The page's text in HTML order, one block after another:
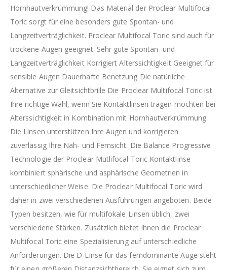
Hornhautverkrümmung! Das Material der Proclear Multifocal
Toric sorgt für eine besonders gute Spontan- und
Langzeitverträglichkeit. Proclear Multifocal Toric sind auch für
trockene Augen geeignet. Sehr gute Spontan- und
Langzeitverträglichkeit Korrigiert Alterssichtigkeit Geeignet für
sensible Augen Dauerhafte Benetzung Die natürliche
Alternative zur Gleitsichtbrille Die Proclear Multifocal Toric ist
Ihre richtige Wahl, wenn Sie Kontaktlinsen tragen möchten bei
Alterssichtigkeit in Kombination mit Hornhautverkrümmung.
Die Linsen unterstützen Ihre Augen und korrigieren
zuverlässig Ihre Nah- und Fernsicht. Die Balance Progressive
Technologie der Proclear Mutlifocal Toric Kontaktlinse
kombiniert sphärische und asphärische Geometrien in
unterschiedlicher Weise. Die Proclear Multifocal Toric wird
daher in zwei verschiedenen Ausführungen angeboten. Beide
Typen besitzen, wie für multifokale Linsen üblich, zwei
verschiedene Stärken. Zusätzlich bietet Ihnen die Proclear
Multifocal Toric eine Spezialisierung auf unterschiedliche
Anforderungen. Die D-Linse für das ferndominante Auge steht